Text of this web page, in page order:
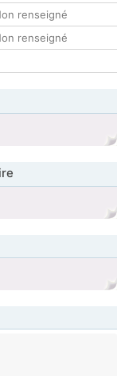
renseigné
renseigné